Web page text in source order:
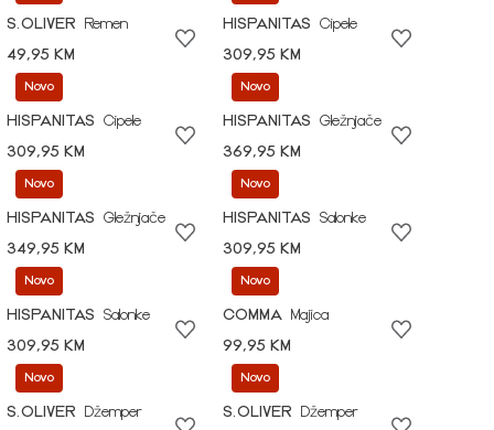
S.OLIVER
Remen
49,95 KM
HISPANITAS
Cipele
309,95 KM
Novo
HISPANITAS
Cipele
309,95 KM
Novo
HISPANITAS
Gležnjače
369,95 KM
Novo
HISPANITAS
Gležnjače
349,95 KM
Novo
HISPANITAS
Salonke
309,95 KM
Novo
HISPANITAS
Salonke
309,95 KM
Novo
COMMA
Majica
99,95 KM
Novo
S.OLIVER
Džemper
Novo
S.OLIVER
Džemper